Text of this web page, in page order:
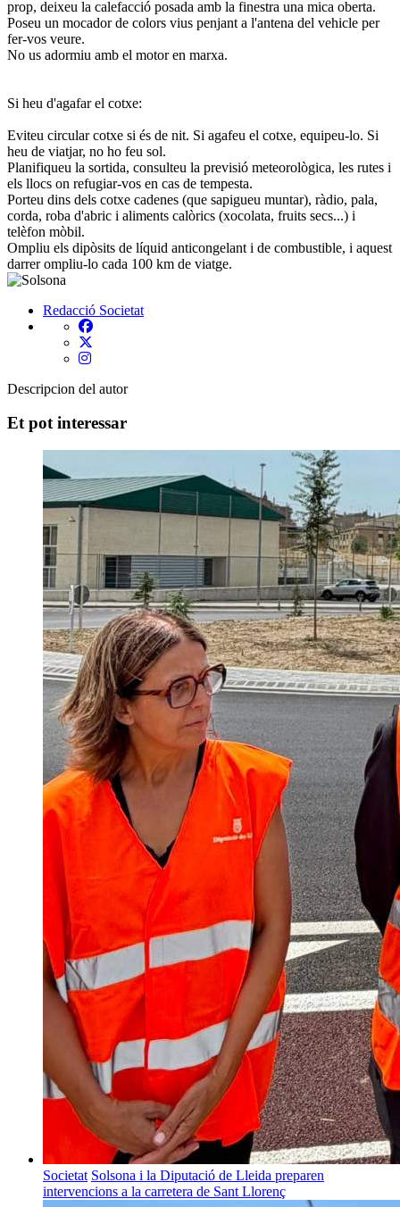
prop, deixeu la calefacció posada amb la finestra una mica oberta.
Poseu un mocador de colors vius penjant a l'antena del vehicle per
fer-vos veure.
No us adormiu amb el motor en marxa.
Si heu d'agafar el cotxe:
Eviteu circular cotxe si és de nit. Si agafeu el cotxe, equipeu-lo. Si
heu de viatjar, no ho feu sol.
Planifiqueu la sortida, consulteu la previsió meteorològica, les rutes i
els llocs on refugiar-vos en cas de tempesta.
Porteu dins dels cotxe cadenes (que sapigueu muntar), ràdio, pala,
corda, roba d'abric i aliments calòrics (xocolata, fruits secs...) i
telèfon mòbil.
Ompliu els dipòsits de líquid anticongelant i de combustible, i aquest
darrer ompliu-lo cada 100 km de viatge.
Redacció Societat
Descripcion del autor
Et pot interessar
Societat Solsona i la Diputació de Lleida preparen
intervencions a la carretera de Sant Llorenç